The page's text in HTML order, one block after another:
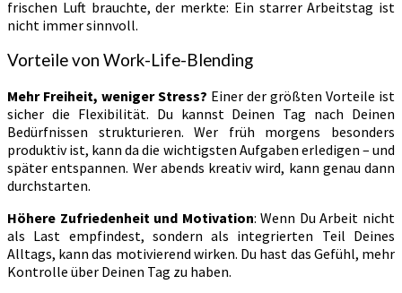
frischen Luft brauchte, der merkte: Ein starrer Arbeitstag ist
nicht immer sinnvoll.
Vorteile von Work-Life-Blending
Mehr Freiheit, weniger Stress? Einer der größten Vorteile ist
sicher die Flexibilität. Du kannst Deinen Tag nach Deinen
Bedürfnissen strukturieren. Wer früh morgens besonders
produktiv ist, kann da die wichtigsten Aufgaben erledigen – und
später entspannen. Wer abends kreativ wird, kann genau dann
durchstarten.
Höhere Zufriedenheit und Motivation: Wenn Du Arbeit nicht
als Last empfindest, sondern als integrierten Teil Deines
Alltags, kann das motivierend wirken. Du hast das Gefühl, mehr
Kontrolle über Deinen Tag zu haben.